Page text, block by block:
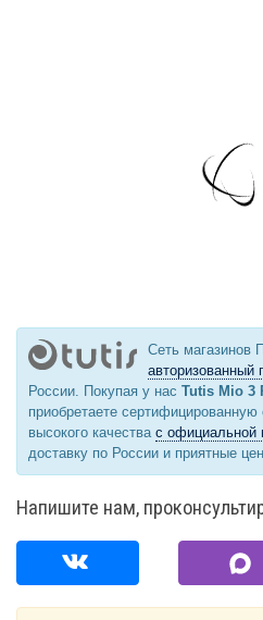
Сеть магазинов
авторизованный
России. Покупая у нас Tutis Mio 3
приобретаете
высокого качества с официальной
доставку по России и приятные
Напишите нам,